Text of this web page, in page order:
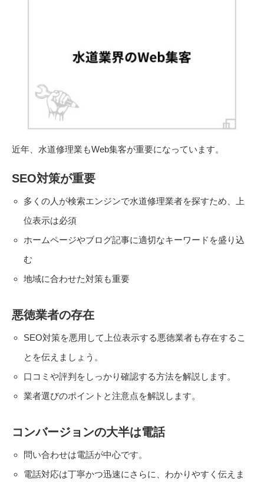
近年、水道修理業もWeb集客が重要になっています。
SEO対策が重要
多くの人が検索エンジンで水道修理業者を探すため、上
位表示は必須
ホームページやブログ記事に適切なキーワードを盛り込
む
地域に合わせた対策も重要
悪徳業者の存在
SEO対策を悪用して上位表示する悪徳業者も存在するこ
とを伝えましょう。
口コミや評判をしっかり確認する方法を解説します。
業者選びのポイントと注意点を解説します。
コンバージョンの大半は電話
問い合わせは電話が中心です。
電話対応は丁寧かつ迅速にさらに、わかりやすく伝えま